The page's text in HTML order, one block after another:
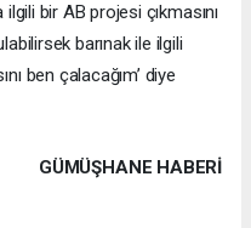
bir AB projesi çıkmasını
barınak ile ilgili
ben çalacağım’ diye
GÜMÜŞHANE HABERİ